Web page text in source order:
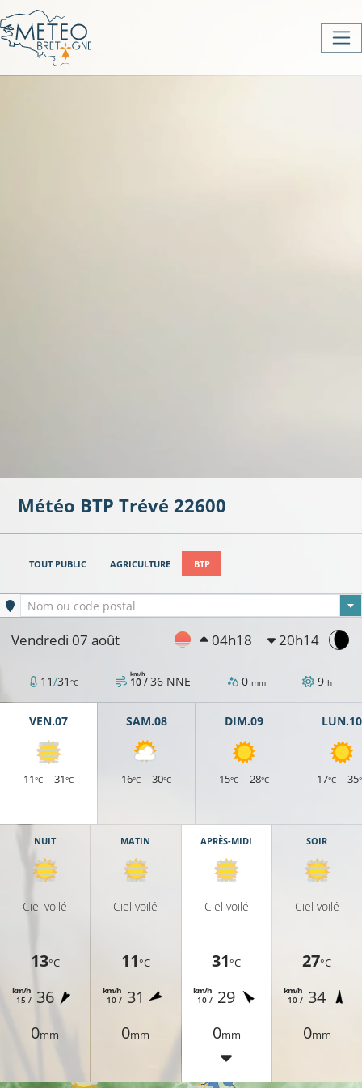
Météo BTP Trévé 22600
TOUT PUBLIC AGRICULTURE BTP
Ville sélectionnée
Nom ou code postal
Vendredi 07 août 04h18 20h14
11/31°C 10 /
km/h 36 NNE 0 mm 9 h
VEN.07
11°C 31°C
SAM.08
16°C 30°C
DIM.09
15°C 28°C
LUN.10
17°C 35
NUIT
Ciel voilé
13°C
15 /
km/h 36
0mm
MATIN
Ciel voilé
11°C
10 /
km/h 31
0mm
APRÈS-MIDI
Ciel voilé
31°C
10 /
km/h 29
0mm
SOIR
Ciel voilé
27°C
10 /
km/h 34
0mm